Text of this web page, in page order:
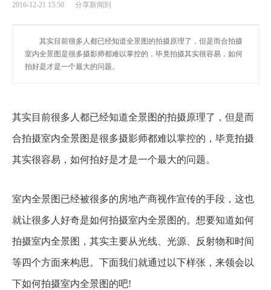
2016-12-21 15:50 分享新闻到
其实目前很多人都已经知道全景图的拍摄原理了，但是而合拍摄
室内全景图是很多摄影师都难以掌控的，毕竟拍摄其实很容易，如何
拍好是才是一个最大的问题。
其实目前很多人都已经知道全景图的拍摄原理了，但是而
合拍摄室内全景图是很多摄影师都难以掌控的，毕竟拍摄
其实很容易，如何拍好是才是一个最大的问题。
室内全景图已经被很多的房地产商视作宣传的手段，这也
就让很多人好奇是如何拍摄室内全景图的。想要知道如何
拍摄室内全景图，其实主要从光线、光源、反射物和时间
等四个方面来构思。下面我们就通过以下样张，来领会以
下如何拍摄室内全景图的吧!